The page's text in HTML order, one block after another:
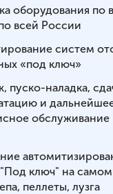
оборудования по
всей России
систем
«под ключ»
пуско-наладка,
и
обслуживание
"Под ключ" на
пеллеты, лузга